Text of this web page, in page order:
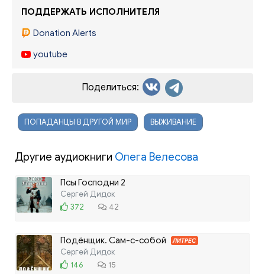
ПОДДЕРЖАТЬ ИСПОЛНИТЕЛЯ
Donation Alerts
youtube
Поделиться:
ПОПАДАНЦЫ В ДРУГОЙ МИР ВЫЖИВАНИЕ
Другие аудиокниги Олега Велесова
Псы Господни 2
Сергей Дидок
372
42
Подёнщик. Сам-с-собой ЛИТРЕС
Сергей Дидок
146
15